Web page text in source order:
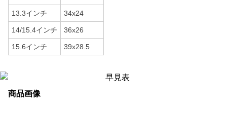
13.3インチ 34x24
14/15.4インチ 36x26
15.6インチ 39x28.5
商品画像